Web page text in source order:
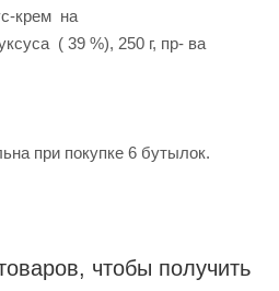
крем на
( 39 %), 250 г, пр- ва
при покупке 6 бутылок.
чтобы получить